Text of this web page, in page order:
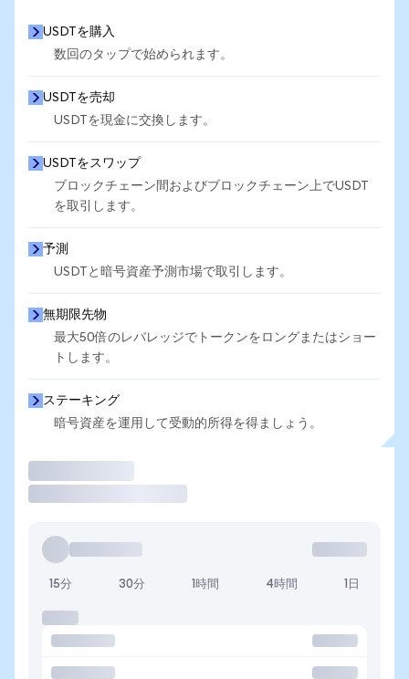
USDTを購入
数回のタップで始められます。
USDTを売却
USDTを現金に交換します。
USDTをスワップ
ブロックチェーン間およびブロックチェーン上でUSDT
を取引します。
予測
USDTと暗号資産予測市場で取引します。
無期限先物
最大50倍のレバレッジでトークンをロングまたはショー
トします。
ステーキング
暗号資産を運用して受動的所得を得ましょう。
15分 30分 1時間 4時間 1日